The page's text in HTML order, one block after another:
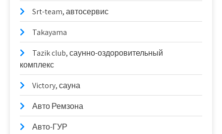
Srt-team, автосервис
Takayama
Tazik club, саунно-оздоровительный
комплекс
Victory, сауна
Авто Ремзона
Авто-ГУР